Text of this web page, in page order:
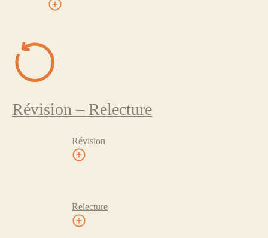
Révision – Relecture
Révision
Relecture